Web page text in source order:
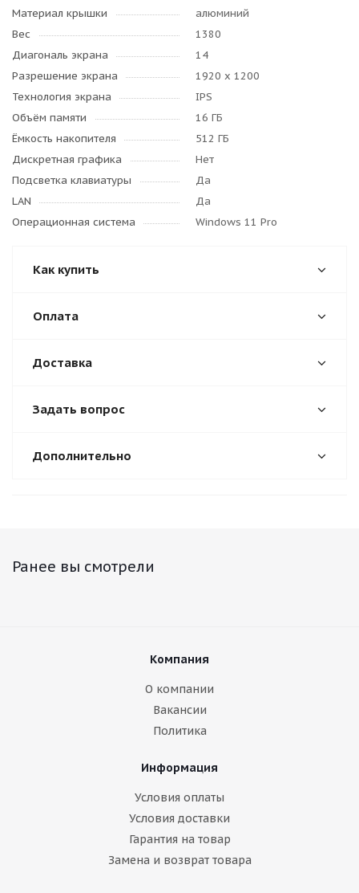
Материал крышки
алюминий
Вес
1380
Диагональ экрана
14
Разрешение экрана
1920 x 1200
Технология экрана
IPS
Объём памяти
16 ГБ
Ёмкость накопителя
512 ГБ
Дискретная графика
Нет
Подсветка клавиатуры
Да
LAN
Да
Операционная система
Windows 11 Pro
Как купить
Оплата
Доставка
Задать вопрос
Дополнительно
Ранее вы смотрели
Компания
О компании
Вакансии
Политика
Информация
Условия оплаты
Условия доставки
Гарантия на товар
Замена и возврат товара